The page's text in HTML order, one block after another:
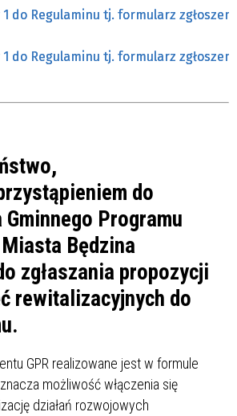
do Regulaminu tj. formularz
do Regulaminu tj. formularz
do
Programu
Będzina
zgłaszania propozycji
rewitalizacyjnych do
GPR realizowane jest w formule
możliwość włączenia się
działań rozwojowych